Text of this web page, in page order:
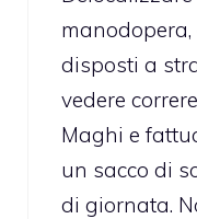
disposti a
vedere
Maghi e
un sacco di
di giornata.